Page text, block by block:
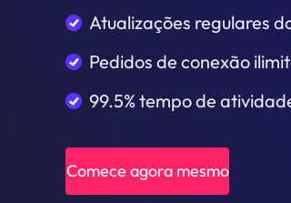
Atualizações regulares
Pedidos de conexão
99.5% tempo de
Comece agora mesmo